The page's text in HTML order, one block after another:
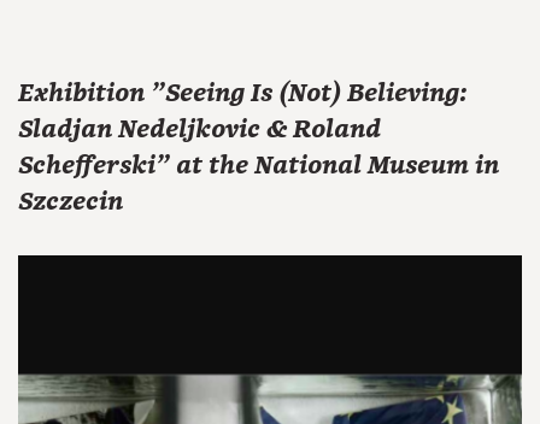
Exhibition "Seeing Is (Not) Believing:
Sladjan Nedeljkovic & Roland
Schefferski" at the National Museum in
Szczecin